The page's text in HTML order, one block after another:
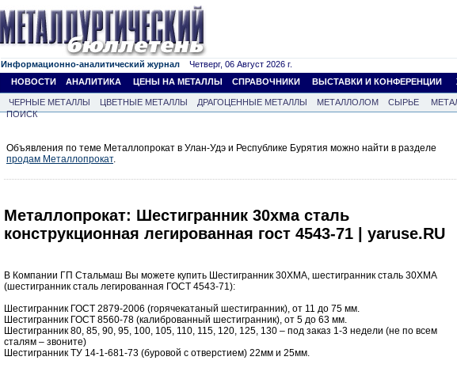
Информационно-аналитический журнал Четверг, 06 Август 2026 г.
НОВОСТИ
АНАЛИТИКА ЦЕНЫ НА МЕТАЛЛЫ СПРАВОЧНИКИ ВЫСТАВКИ И КОНФЕРЕНЦИИ
ЧЕРНЫЕ МЕТАЛЛЫ ЦВЕТНЫЕ МЕТАЛЛЫ ДРАГОЦЕННЫЕ МЕТАЛЛЫ МЕТАЛЛОЛОМ СЫРЬЕ
ПОИСК
Объявления по теме Металлопрокат в Улан-Удэ и Республике Бурятия можно найти в разделе
продам Металлопрокат.
Металлопрокат: Шестигранник 30хма сталь
конструкционная легированная гост 4543-71 | yaruse.RU
В Компании ГП Стальмаш Вы можете купить Шестигранник 30ХМА, шестигранник сталь 30ХМА
(шестигранник сталь легированная ГОСТ 4543-71):
Шестигранник ГОСТ 2879-2006 (горячекатаный шестигранник), от 11 до 75 мм.
Шестигранник ГОСТ 8560-78 (калиброванный шестигранник), от 5 до 63 мм.
Шестигранник 80, 85, 90, 95, 100, 105, 110, 115, 120, 125, 130 – под заказ 1-3 недели (не по всем
сталям – звоните)
Шестигранник ТУ 14-1-681-73 (буровой с отверстием) 22мм и 25мм.